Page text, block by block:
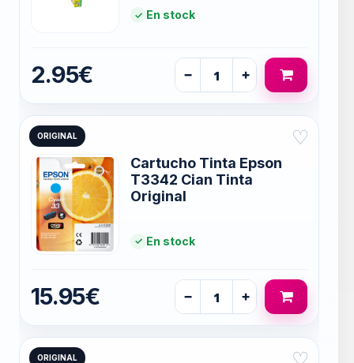
En stock
2.95€ − +
ORIGINAL ♡
Cartucho Tinta Epson
T3342 Cian Tinta
Original
En stock
15.95€ − +
ORIGINAL